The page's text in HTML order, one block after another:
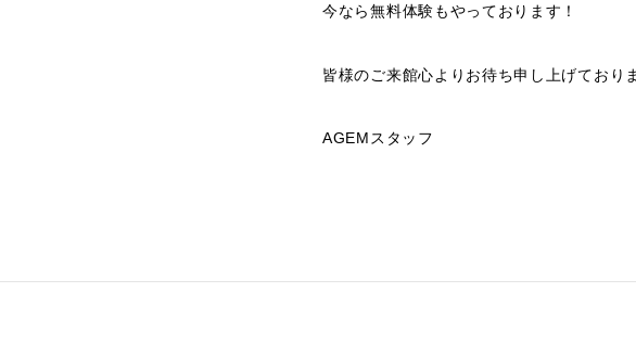
今なら無料体験もやっております！
皆様のご来館心よりお待ち申し上げており
AGEMスタッフ